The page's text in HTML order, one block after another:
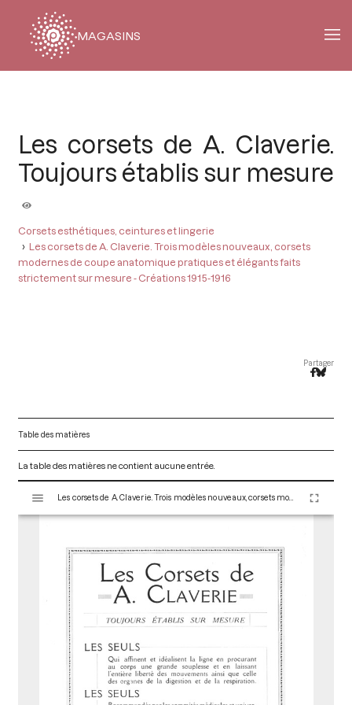
MAGASINS
Les corsets de A. Claverie.
Toujours établis sur mesure
Corsets esthétiques, ceintures et lingerie
Les corsets de A. Claverie. Trois modèles nouveaux, corsets
modernes de coupe anatomique pratiques et élégants faits
strictement sur mesure - Créations 1915-1916
Partager
Table des matières
La table des matières ne contient aucune entrée.
s